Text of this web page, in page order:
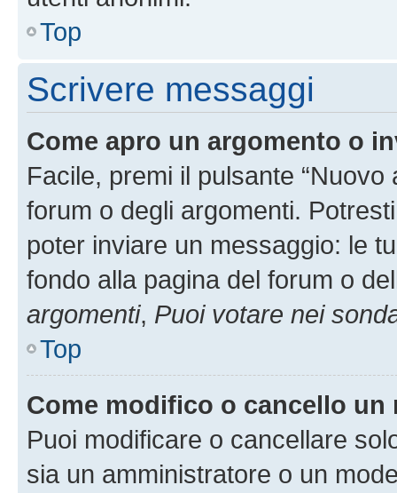
Top
Scrivere messaggi
Come apro un argomento o
Facile, premi il pulsante
forum o degli argomenti.
poter inviare un messaggio: le
fondo alla pagina del forum o
argomenti, Puoi votare nei
Top
Come modifico o cancello un
Puoi modificare o cancellare
sia un amministratore o un